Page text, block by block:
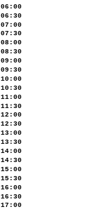
06:00
06:30
07:00
07:30
08:00
08:30
09:00
09:30
10:00
10:30
11:00
11:30
12:00
12:30
13:00
13:30
14:00
14:30
15:00
15:30
16:00
16:30
17:00